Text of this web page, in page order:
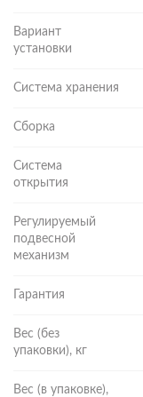
Вариант
установки
Система хранения
Сборка
Система
открытия
Регулируемый
подвесной
механизм
Гарантия
Вес (без
упаковки), кг
Вес (в упаковке),